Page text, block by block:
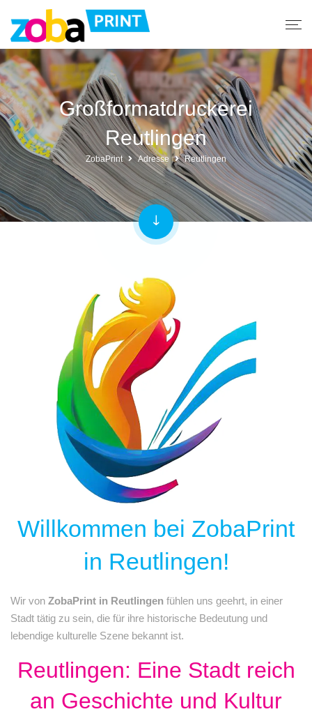
Großformatdruckerei
Reutlingen
ZobaPrint Adresse Reutlingen
Willkommen bei ZobaPrint
in Reutlingen!
Wir von ZobaPrint in Reutlingen fühlen uns geehrt, in einer
Stadt tätig zu sein, die für ihre historische Bedeutung und
lebendige kulturelle Szene bekannt ist.
Reutlingen: Eine Stadt reich
an Geschichte und Kultur